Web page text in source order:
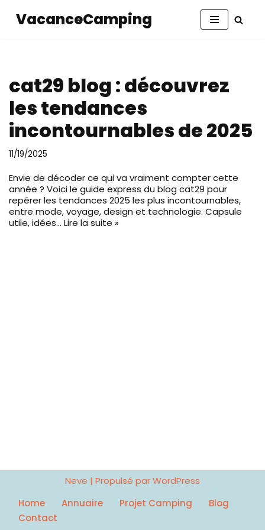
VacanceCamping
cat29 blog : découvrez
les tendances
incontournables de 2025
11/19/2025
Envie de décoder ce qui va vraiment compter cette
année ? Voici le guide express du blog cat29 pour
repérer les tendances 2025 les plus incontournables,
entre mode, voyage, design et technologie. Capsule
utile, idées… Lire la suite »
Neve | Propulsé parWordPress
Home
Annuaire Projet Camping
Blog
Contact